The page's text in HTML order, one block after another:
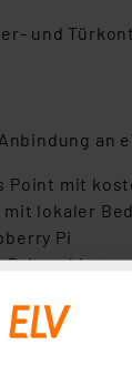
und
an
Point mit
mit lokaler
Pi
Drittanbietern
jedes Smart